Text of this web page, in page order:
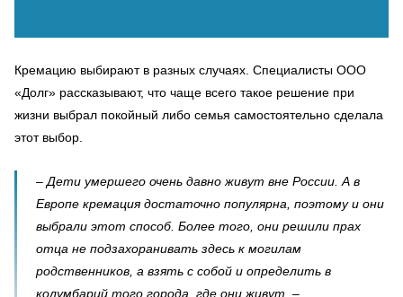
Кремацию выбирают в разных случаях. Специалисты ООО
«Долг» рассказывают, что чаще всего такое решение при
жизни выбрал покойный либо семья самостоятельно сделала
этот выбор.
– Дети умершего очень давно живут вне России. А в
Европе кремация достаточно популярна, поэтому и они
выбрали этот способ. Более того, они решили прах
отца не подзахоранивать здесь к могилам
родственников, а взять с собой и определить в
колумбарий того города, где они живут, –